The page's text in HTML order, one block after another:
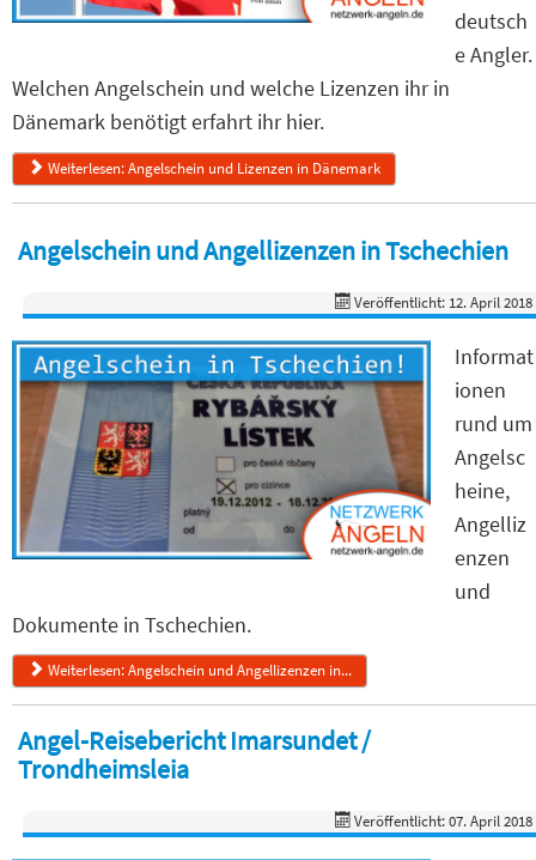
deutsch
e Angler.
Welchen Angelschein und welche Lizenzen ihr in
Dänemark benötigt erfahrt ihr hier.
Weiterlesen: Angelschein und Lizenzen in Dänemark
Angelschein und Angellizenzen in Tschechien
Veröffentlicht: 12. April 2018
Informat
ionen
rund um
Angelsc
heine,
Angelliz
enzen
und
Dokumente in Tschechien.
Weiterlesen: Angelschein und Angellizenzen in...
Angel-Reisebericht Imarsundet /
Trondheimsleia
Veröffentlicht: 07. April 2018